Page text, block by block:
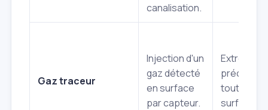
canalisation.
Gaz traceur
Injection d'un
gaz détecté
en surface
par capteur.
précise,
toutes
surfaces.